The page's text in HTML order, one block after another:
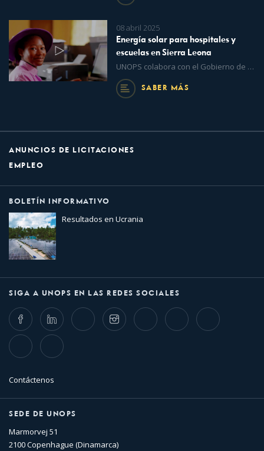
08 abril 2025
Energía solar para hospitales y
escuelas en Sierra Leona
UNOPS colabora con el Gobierno de Sierra Leona en el desarrollo de minirredes solares y sistemas autónomos de energía renovable gracias a la financiación del Banco Mundial. El proyecto proporcionará acceso a la electricidad a aproximadamente 3.000 hogares, 500 escuelas, 350 empresas y 200 centros sanitarios.
SABER MÁS
ANUNCIOS DE LICITACIONES
EMPLEO
BOLETÍN INFORMATIVO
Resultados en Ucrania
SIGA A UNOPS EN LAS REDES SOCIALES
FacebookLinkedIn Twitter InstagramWhatsappBluesky Threads
TikTok Flickr
Contáctenos
SEDE DE UNOPS
Marmorvej 51
2100 Copenhague (Dinamarca)